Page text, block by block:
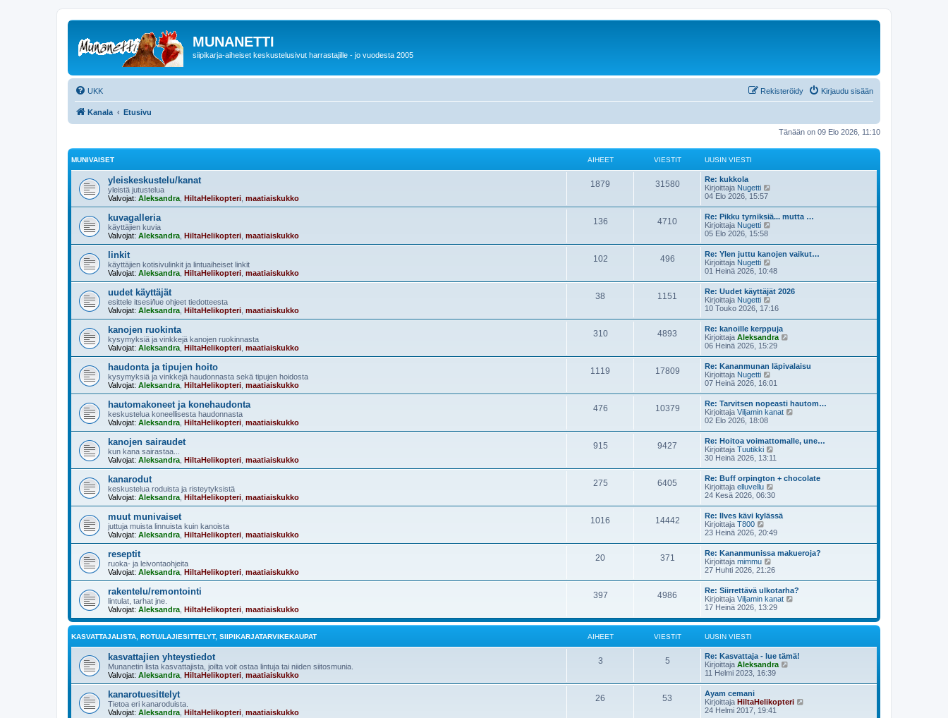
MUNANETTI
siipikarja-aiheiset keskustelusivut harrastajille - jo vuodesta 2005
UKK Kirjaudu sisään
Rekisteröidy
Kanala Etusivu
Tänään on 09 Elo 2026, 11:10
MUNIVAISET AIHEET VIESTIT UUSIN VIESTI
yleiskeskustelu/kanat
yleistä jutustelua
Valvojat: Aleksandra HiltaHelikopteri maatiaiskukko
1879 31580
Re: kukkola
Kirjoittaja Nugetti
t
ä
s
i
v
i
e
s
t
i
04 Elo 2026, 15:57
kuvagalleria
käyttäjien kuvia
Valvojat: Aleksandra HiltaHelikopteri maatiaiskukko
136 4710
Re: Pikku tyrniksiä... mutta …
Kirjoittaja Nugetti
ä
u
u
s
i
v
i
e
s
t
i
05 Elo 2026, 15:58
linkit
käyttäjien kotisivulinkit ja lintuaiheiset linkit
Valvojat: Aleksandra HiltaHelikopteri maatiaiskukko
102 496
Re: Ylen juttu kanojen vaikut…
Kirjoittaja Nugetti
ä
t
ä
u
u
s
i
n
v
i
e
s
t
i
01 Heinä 2026, 10:48
uudet käyttäjät
esittele itsesi/lue ohjeet tiedotteesta
Valvojat: Aleksandra HiltaHelikopteri maatiaiskukko
38 1151
Re: Uudet käyttäjät 2026
Kirjoittaja Nugetti
ä
ä
u
u
s
v
i
e
s
t
10 Touko 2026, 17:16
kanojen ruokinta
kysymyksiä ja vinkkejä kanojen ruokinnasta
Valvojat: Aleksandra HiltaHelikopteri maatiaiskukko
310 4893
Re: kanoille kerppuja
Kirjoittaja Aleksandra
ä
s
n
i
e
s
06 Heinä 2026, 15:29
haudonta ja tipujen hoito
kysymyksiä ja vinkkejä haudonnasta sekä tipujen hoidosta
Valvojat: Aleksandra HiltaHelikopteri maatiaiskukko
1119 17809
Re: Kananmunan läpivalaisu
Kirjoittaja Nugetti
ä
ä
u
s
i
n
v
i
e
s
t
i
07 Heinä 2026, 16:01
hautomakoneet ja konehaudonta
keskustelua koneellisesta haudonnasta
Valvojat: Aleksandra HiltaHelikopteri maatiaiskukko
476 10379
Re: Tarvitsen nopeasti hautom…
Kirjoittaja Viljamin kanat
t
ä
s
i
i
02 Elo 2026, 18:08
kanojen sairaudet
kun kana sairastaa...
Valvojat: Aleksandra HiltaHelikopteri maatiaiskukko
915 9427
Re: Hoitoa voimattomalle, une…
Kirjoittaja Tuutikki
ä
ä
u
u
s
i
v
i
e
s
t
i
30 Heinä 2026, 13:11
kanarodut
keskustelua roduista ja risteytyksistä
Valvojat: Aleksandra HiltaHelikopteri maatiaiskukko
275 6405
Re: Buff orpington + chocolate
Kirjoittaja elluvellu
ä
ä
u
u
s
i
v
i
e
s
t
i
24 Kesä 2026, 06:30
muut munivaiset
juttuja muista linnuista kuin kanoista
Valvojat: Aleksandra HiltaHelikopteri maatiaiskukko
1016 14442
Re: Ilves kävi kylässä
Kirjoittaja T800
ä
ä
u
u
s
n
v
i
e
i
23 Heinä 2026, 20:49
reseptit
ruoka- ja leivontaohjeita
Valvojat: Aleksandra HiltaHelikopteri maatiaiskukko
20 371
Re: Kananmunissa makueroja?
Kirjoittaja mimmu
ä
ä
u
u
s
i
v
i
e
s
i
27 Huhti 2026, 21:26
rakentelu/remontointi
lintulat, tarhat jne.
Valvojat: Aleksandra HiltaHelikopteri maatiaiskukko
397 4986
Re: Siirrettävä ulkotarha?
Kirjoittaja Viljamin kanat
t
u
s
v
e
s
17 Heinä 2026, 13:29
KASVATTAJALISTA, ROTU/LAJIESITTELYT, SIIPIKARJATARVIKEKAUPAT AIHEET VIESTIT UUSIN VIESTI
kasvattajien yhteystiedot
Munanetin lista kasvattajista, joilta voit ostaa lintuja tai niiden siitosmunia.
Valvojat: Aleksandra HiltaHelikopteri maatiaiskukko
3 5
Re: Kasvattaja - lue tämä!
Kirjoittaja Aleksandra
ä
u
11 Helmi 2023, 16:39
kanarotuesittelyt
Tietoa eri kanaroduista.
Valvojat: Aleksandra HiltaHelikopteri maatiaiskukko
26 53
Ayam cemani
Kirjoittaja HiltaHelikopteri
24 Helmi 2017, 19:41